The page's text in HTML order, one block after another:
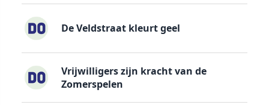
De Veldstraat kleurt geel
Vrijwilligers zijn kracht van de
Zomerspelen